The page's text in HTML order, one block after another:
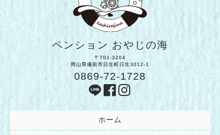
ペンション おやじの海
〒701-3204
岡山県備前市日生町日生3012-1
0869-72-1728
ホーム